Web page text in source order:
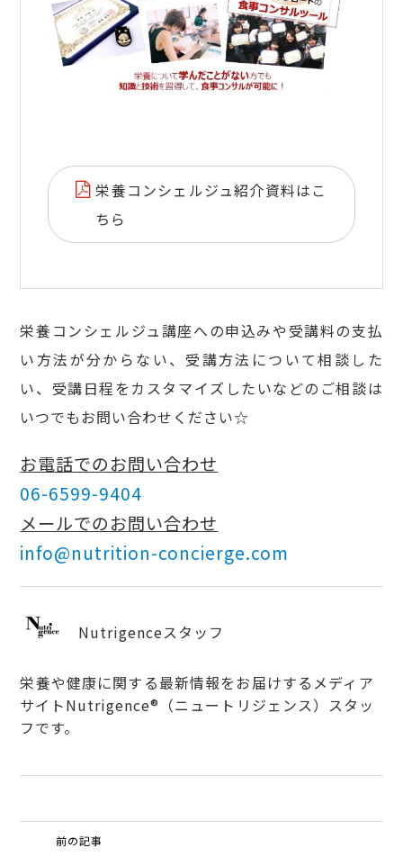
栄養コンシェルジュ紹介資料はこ
ちら
栄養コンシェルジュ講座への申込みや受講料の支払
い方法が分からない、受講方法について相談した
い、受講日程をカスタマイズしたいなどのご相談は
いつでもお問い合わせください☆
お電話でのお問い合わせ
06-6599-9404
メールでのお問い合わせ
info@nutrition-concierge.com
Nutrigenceスタッフ
栄養や健康に関する最新情報をお届けするメディア
サイトNutrigence®（ニュートリジェンス）スタッ
フです。
前の記事